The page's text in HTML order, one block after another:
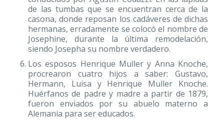
de las tumbas que se encuentran cerca de la
casona, donde reposan los cadáveres de dichas
hermanas, erradamente se colocó el nombre de
Josephine, durante la última remodelación,
siendo Josepha su nombre verdadero.
Los esposos Henrique Muller y Anna Knoche,
procrearon cuatro hijos a saber: Gustavo,
Hermann, Luisa y Henrique Muller Knoche.
Huérfanos de padre y madre a partir de 1879,
fueron enviados por su abuelo materno a
Alemania para ser educados.